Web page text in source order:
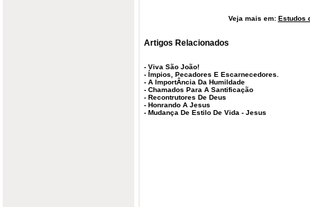
Veja mais em: Estudos
Artigos Relacionados
- Viva São João!
- Ímpios, Pecadores E Escarnecedores.
- A ImportÂncia Da Humildade
- Chamados Para A Santificação
- Recontrutores De Deus
- Honrando A Jesus
- Mudança De Estilo De Vida - Jesus